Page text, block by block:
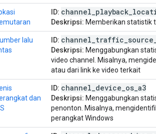
ID: channel playback
Deskripsi: Memberikan statistik
lalu
ID: channel traffic source
Deskripsi: Menggabungkan
video channel. Misalnya,
atau dari link ke video terkait
dan
ID: channel device os a3
Deskripsi: Menggabungkan
penonton. Misalnya,
perangkat Windows